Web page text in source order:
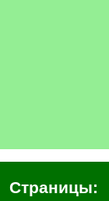
Страницы: